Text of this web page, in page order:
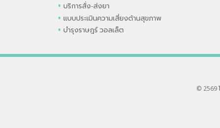
บริการสั่ง-ส่งยา
แบบประเมินความเสี่ยงด้านสุขภาพ
บำรุงราษฎร์ วอลเล็ต
© 2569